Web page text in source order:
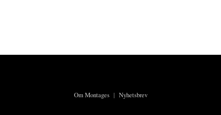
Om Montages| Nyhetsbrev